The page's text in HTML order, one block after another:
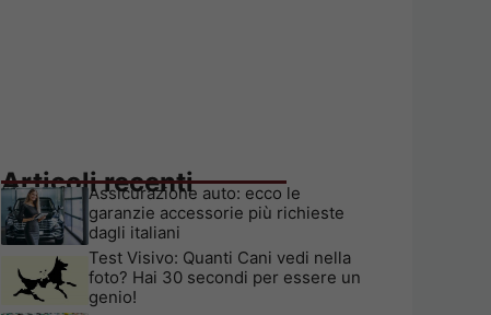
Articoli recenti
Assicurazione auto: ecco le
garanzie accessorie più richieste
dagli italiani
Test Visivo: Quanti Cani vedi nella
foto? Hai 30 secondi per essere un
genio!